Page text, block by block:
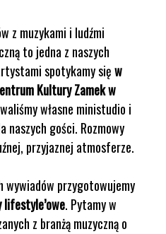
z muzykami i ludźmi
to jedna z naszych
spotykamy sięw
Kultury Zamek w
własne ministudio i
gości. Rozmowy
przyjaznej atmosferze.
wywiadów przygotowujemy
. Pytamy w
z branżą muzyczną o